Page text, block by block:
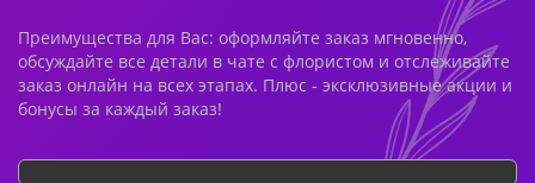
Преимущества для Вас: оформляйте заказ мгновенно,
обсуждайте все детали в чате с флористом и отслеживайте
заказ онлайн на всех этапах. Плюс - эксклюзивные акции и
бонусы за каждый заказ!